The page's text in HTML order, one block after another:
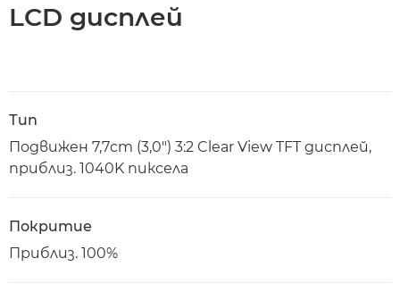
LCD дисплей
Тип
Подвижен 7,7cm (3,0") 3:2 Clear View TFT дисплей,
приблиз. 1040K пиксела
Покритие
Приблиз. 100%